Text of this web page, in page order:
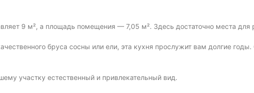
9 м², а площадь помещения — 7,05 м². Здесь достаточно места
бруса сосны или ели, эта кухня прослужит вам долгие
участку естественный и привлекательный вид.